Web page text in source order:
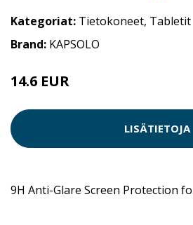
Kategoriat: Tietokoneet, Tabletit
Brand: KAPSOLO
14.6 EUR
LISÄTIETOJA
9H Anti-Glare Screen Protection